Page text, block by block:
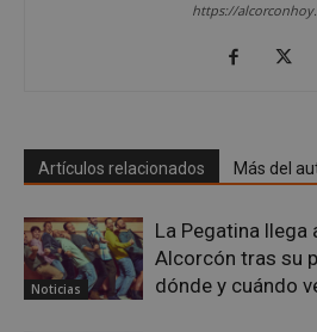
https://
Artículos relacionados Más del
Noticias
La Pegatina llega
Alcorcón tras su
dónde y cuándo